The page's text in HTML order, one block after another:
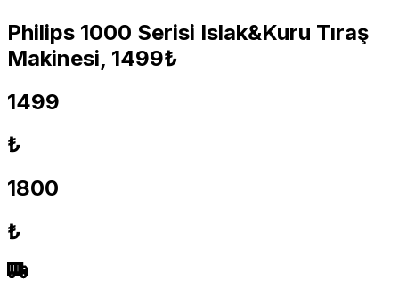
Philips 1000 Serisi Islak&Kuru Tıraş
Makinesi, 1499₺
1499
₺
1800
₺